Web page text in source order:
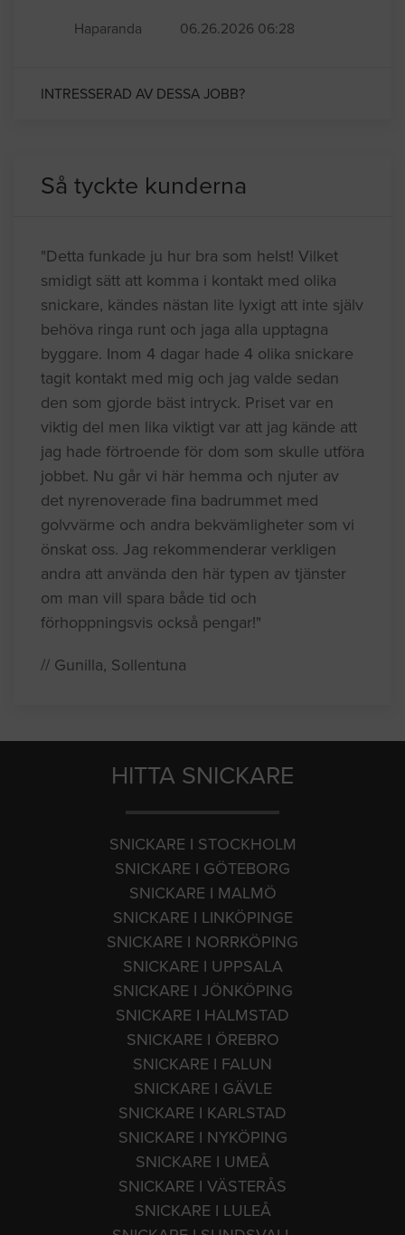
Haparanda 06.26.2026 06:28
INTRESSERAD AV DESSA JOBB?
Så tyckte kunderna
"Detta funkade ju hur bra som helst! Vilket
smidigt sätt att komma i kontakt med olika
snickare, kändes nästan lite lyxigt att inte själv
behöva ringa runt och jaga alla upptagna
byggare. Inom 4 dagar hade 4 olika snickare
tagit kontakt med mig och jag valde sedan
den som gjorde bäst intryck. Priset var en
viktig del men lika viktigt var att jag kände att
jag hade förtroende för dom som skulle utföra
jobbet. Nu går vi här hemma och njuter av
det nyrenoverade fina badrummet med
golvvärme och andra bekvämligheter som vi
önskat oss. Jag rekommenderar verkligen
andra att använda den här typen av tjänster
om man vill spara både tid och
förhoppningsvis också pengar!"
// Gunilla, Sollentuna
HITTA SNICKARE
SNICKARE I STOCKHOLM
SNICKARE I GÖTEBORG
SNICKARE I MALMÖ
SNICKARE I LINKÖPINGE
SNICKARE I NORRKÖPING
SNICKARE I UPPSALA
SNICKARE I JÖNKÖPING
SNICKARE I HALMSTAD
SNICKARE I ÖREBRO
SNICKARE I FALUN
SNICKARE I GÄVLE
SNICKARE I KARLSTAD
SNICKARE I NYKÖPING
SNICKARE I UMEÅ
SNICKARE I VÄSTERÅS
SNICKARE I LULEÅ